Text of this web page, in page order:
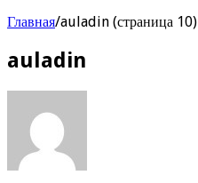
Главная/auladin (страница 10)
auladin